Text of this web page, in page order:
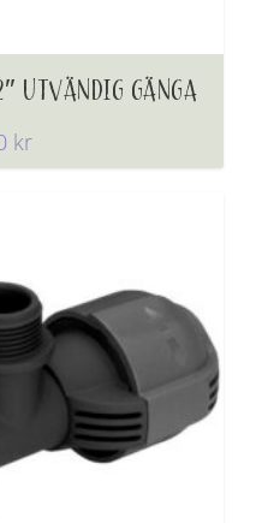
UTVÄNDIG GÄNGA
kr